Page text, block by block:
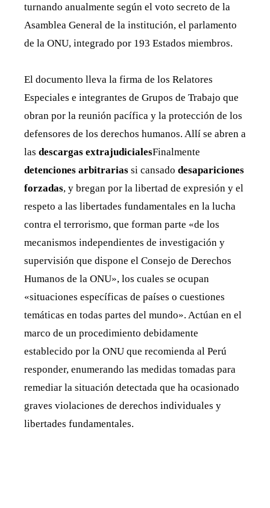
turnando anualmente según el voto secreto de la
Asamblea General de la institución, el parlamento
de la ONU, integrado por 193 Estados miembros.
El documento lleva la firma de los Relatores
Especiales e integrantes de Grupos de Trabajo que
obran por la reunión pacífica y la protección de los
defensores de los derechos humanos. Allí se abren a
las descargas extrajudicialesFinalmente
detenciones arbitrarias si cansado desapariciones
forzadas, y bregan por la libertad de expresión y el
respeto a las libertades fundamentales en la lucha
contra el terrorismo, que forman parte «de los
mecanismos independientes de investigación y
supervisión que dispone el Consejo de Derechos
Humanos de la ONU», los cuales se ocupan
«situaciones específicas de países o cuestiones
temáticas en todas partes del mundo». Actúan en el
marco de un procedimiento debidamente
establecido por la ONU que recomienda al Perú
responder, enumerando las medidas tomadas para
remediar la situación detectada que ha ocasionado
graves violaciones de derechos individuales y
libertades fundamentales.